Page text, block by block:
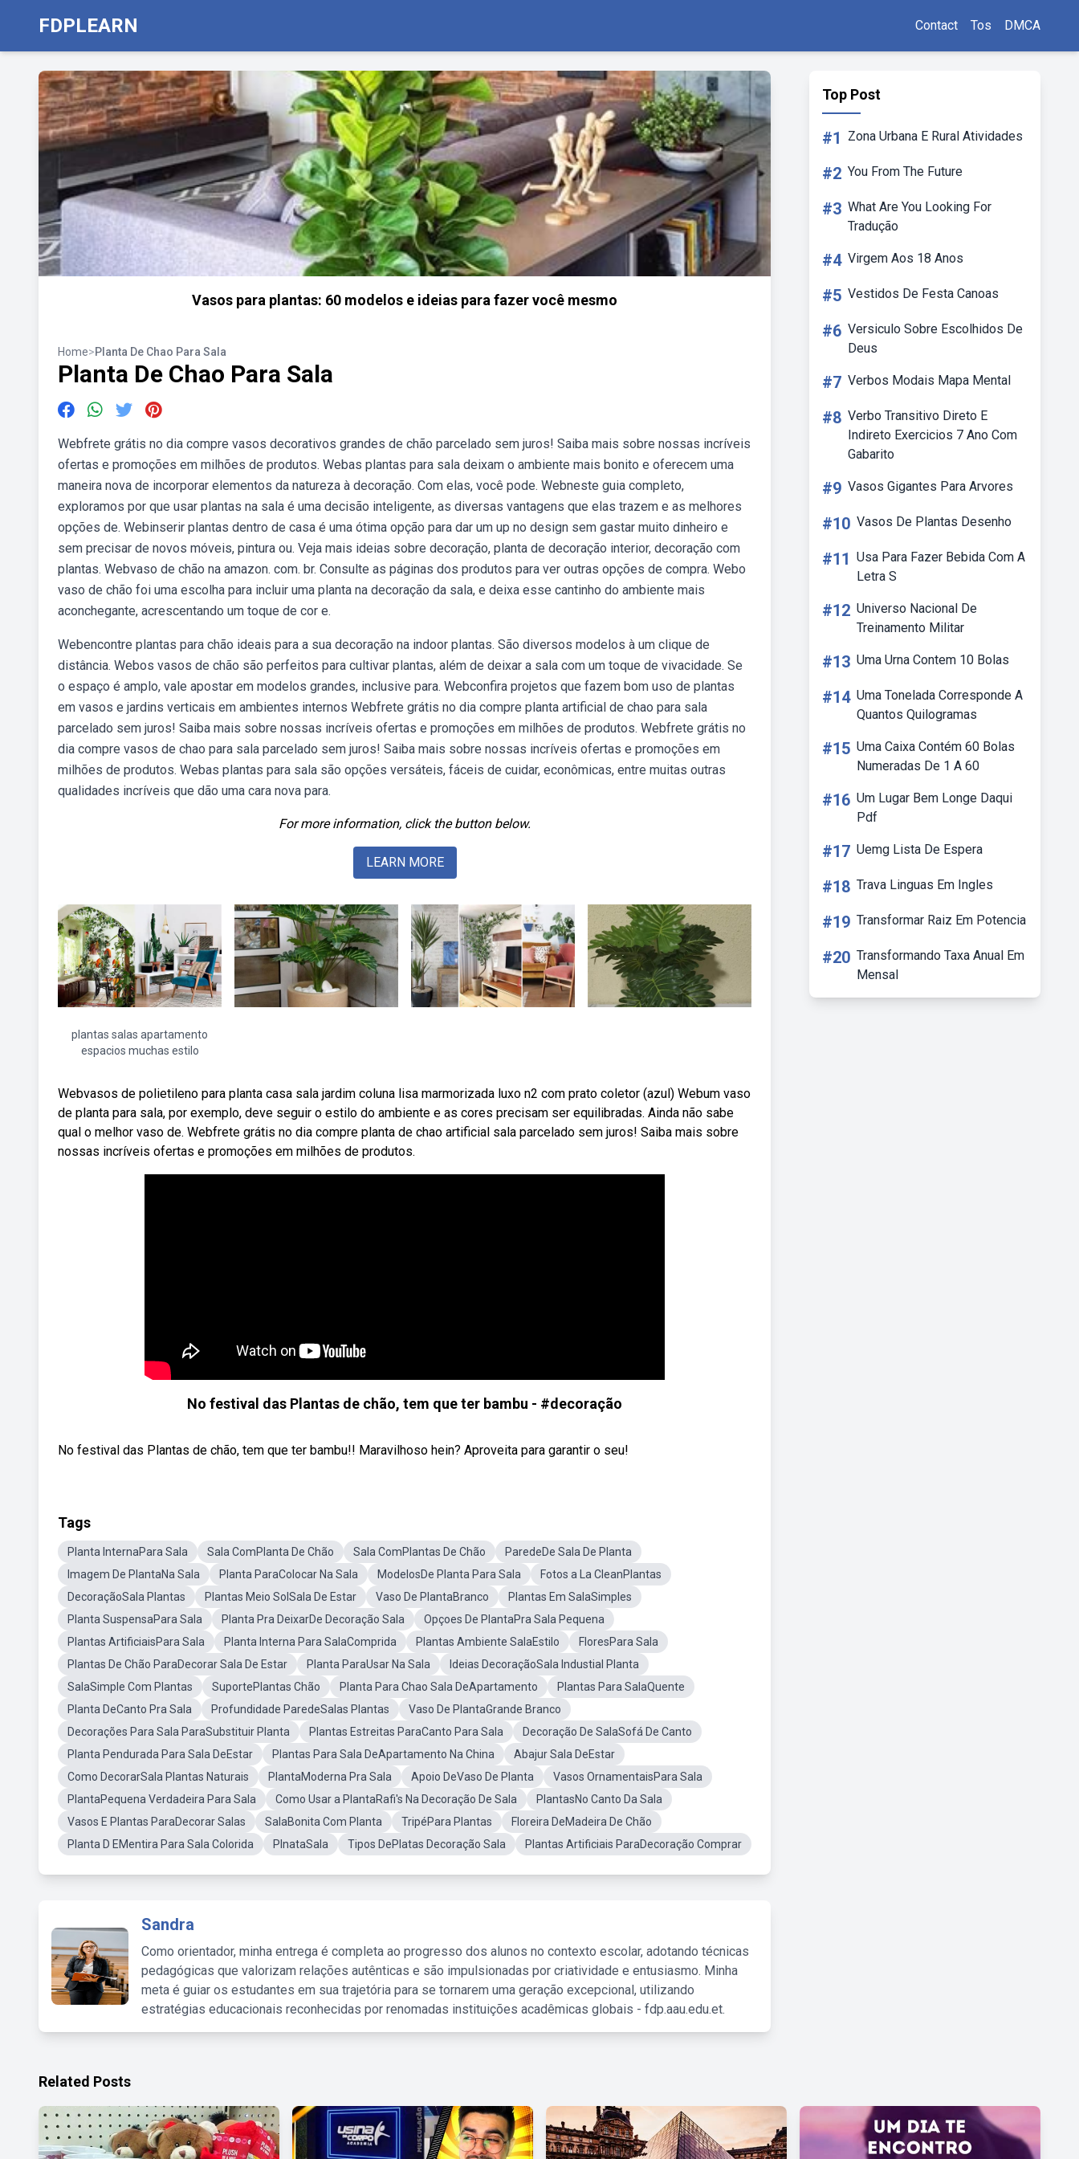
FDPLEARN Contact Tos DMCA
Vasos para plantas: 60 modelos e ideias para fazer você mesmo
Home>Planta De Chao Para Sala
Planta De Chao Para Sala
Webfrete grátis no dia compre vasos decorativos grandes de chão parcelado sem juros! Saiba mais sobre nossas incríveis
ofertas e promoções em milhões de produtos. Webas plantas para sala deixam o ambiente mais bonito e oferecem uma
maneira nova de incorporar elementos da natureza à decoração. Com elas, você pode. Webneste guia completo,
exploramos por que usar plantas na sala é uma decisão inteligente, as diversas vantagens que elas trazem e as melhores
opções de. Webinserir plantas dentro de casa é uma ótima opção para dar um up no design sem gastar muito dinheiro e
sem precisar de novos móveis, pintura ou. Veja mais ideias sobre decoração, planta de decoração interior, decoração com
plantas. Webvaso de chão na amazon. com. br. Consulte as páginas dos produtos para ver outras opções de compra. Webo
vaso de chão foi uma escolha para incluir uma planta na decoração da sala, e deixa esse cantinho do ambiente mais
aconchegante, acrescentando um toque de cor e.
Webencontre plantas para chão ideais para a sua decoração na indoor plantas. São diversos modelos à um clique de
distância. Webos vasos de chão são perfeitos para cultivar plantas, além de deixar a sala com um toque de vivacidade. Se
o espaço é amplo, vale apostar em modelos grandes, inclusive para. Webconfira projetos que fazem bom uso de plantas
em vasos e jardins verticais em ambientes internos Webfrete grátis no dia compre planta artificial de chao para sala
parcelado sem juros! Saiba mais sobre nossas incríveis ofertas e promoções em milhões de produtos. Webfrete grátis no
dia compre vasos de chao para sala parcelado sem juros! Saiba mais sobre nossas incríveis ofertas e promoções em
milhões de produtos. Webas plantas para sala são opções versáteis, fáceis de cuidar, econômicas, entre muitas outras
qualidades incríveis que dão uma cara nova para.
For more information, click the button below.
LEARN MORE
plantas salas apartamento
espacios muchas estilo
Webvasos de polietileno para planta casa sala jardim coluna lisa marmorizada luxo n2 com prato coletor (azul) Webum vaso
de planta para sala, por exemplo, deve seguir o estilo do ambiente e as cores precisam ser equilibradas. Ainda não sabe
qual o melhor vaso de. Webfrete grátis no dia compre planta de chao artificial sala parcelado sem juros! Saiba mais sobre
nossas incríveis ofertas e promoções em milhões de produtos.
No festival das Plantas de chão, tem que ter bambu - #decoração
No festival das Plantas de chão, tem que ter bambu!! Maravilhoso hein? Aproveita para garantir o seu!
Tags
Planta InternaPara Sala Sala ComPlanta De Chão Sala ComPlantas De Chão
ParedeDe Sala De Planta
Imagem De PlantaNa Sala
Planta ParaColocar Na Sala ModelosDe Planta Para Sala
Fotos a La CleanPlantas
DecoraçãoSala Plantas
Plantas Meio SolSala De Estar Vaso De PlantaBranco
Plantas Em SalaSimples
Planta SuspensaPara Sala
Planta Pra DeixarDe Decoração Sala
Opçoes De PlantaPra Sala Pequena
Plantas ArtificiaisPara Sala
Planta Interna Para SalaComprida Plantas Ambiente SalaEstilo
FloresPara Sala
Plantas De Chão ParaDecorar Sala De Estar
Planta ParaUsar Na Sala
Ideias DecoraçãoSala Industial Planta
SalaSimple Com Plantas
SuportePlantas Chão Planta Para Chao Sala DeApartamento
Plantas Para SalaQuente
Planta DeCanto Pra Sala
Profundidade ParedeSalas Plantas
Vaso De PlantaGrande Branco
Decorações Para Sala ParaSubstituir Planta
Plantas Estreitas ParaCanto Para Sala
Decoração De SalaSofá De Canto
Planta Pendurada Para Sala DeEstar
Plantas Para Sala DeApartamento Na China
Abajur Sala DeEstar
Como DecorarSala Plantas Naturais
PlantaModerna Pra Sala Apoio DeVaso De Planta
Vasos OrnamentaisPara Sala
PlantaPequena Verdadeira Para Sala
Como Usar a PlantaRafi's Na Decoração De Sala
PlantasNo Canto Da Sala
Vasos E Plantas ParaDecorar Salas
SalaBonita Com Planta TripéPara Plantas
Floreira DeMadeira De Chão
Planta D EMentira Para Sala Colorida
PlnataSala Tipos DePlatas Decoração Sala Plantas Artificiais ParaDecoração Comprar
Sandra
Como orientador, minha entrega é completa ao progresso dos alunos no contexto escolar, adotando técnicas
pedagógicas que valorizam relações autênticas e são impulsionadas por criatividade e entusiasmo. Minha
meta é guiar os estudantes em sua trajetória para se tornarem uma geração excepcional, utilizando
estratégias educacionais reconhecidas por renomadas instituições acadêmicas globais - fdp.aau.edu.et.
Top Post
#1 Zona Urbana E Rural Atividades
#2 You From The Future
#3 What Are You Looking For
Tradução
#4 Virgem Aos 18 Anos
#5 Vestidos De Festa Canoas
#6 Versiculo Sobre Escolhidos De
Deus
#7 Verbos Modais Mapa Mental
#8 Verbo Transitivo Direto E
Indireto Exercicios 7 Ano Com
Gabarito
#9 Vasos Gigantes Para Arvores
#10 Vasos De Plantas Desenho
#11 Usa Para Fazer Bebida Com A
Letra S
#12 Universo Nacional De
Treinamento Militar
#13 Uma Urna Contem 10 Bolas
#14 Uma Tonelada Corresponde A
Quantos Quilogramas
#15 Uma Caixa Contém 60 Bolas
Numeradas De 1 A 60
#16 Um Lugar Bem Longe Daqui
Pdf
#17 Uemg Lista De Espera
#18 Trava Linguas Em Ingles
#19 Transformar Raiz Em Potencia
#20 Transformando Taxa Anual Em
Mensal
Related Posts